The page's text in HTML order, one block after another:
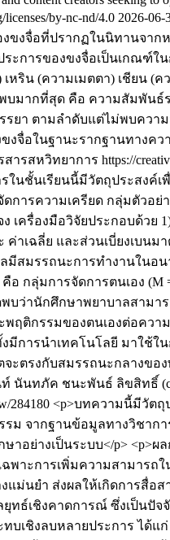
by-nc-nd/4.0 2026-06-
งจื่อที่ปรากฏในนิทานจา
รของขงจื่อเป็นเกณฑ์ใน
น (ความเมตตา) เชียน (
มากที่สุด คือ ความสัมพัน
ยา ตามลำดับแต่ไม่พบค
จื่อในฐานะรากฐานทางค
ารสหวิทยาการ https://
ในชั้นเรียนนี้มีวัตถุประสงค์
ารความเครียด กลุ่มตัวอ
เครื่องมือวิจัยประกอบด้ว
เฉลี่ย และส่วนเบี่ยงเบน
มรรถนะการทำงานในอ
กลุ่มการจัดการตนเอง
บว่านักศึกษาพยาบาลสา
กรรมของตนเองต่อควา
การนำเทคโนโลยี มาใช้
ะตรงกับสมรรถนะกลาง
นันทภัค ชนะพันธ์ ลิขสิทธิ์
284180 <p>บทความนี้มีวัตถุ
ากฐานข้อมูลทางวิชาการ
าอย่างเป็นระบบ</p>
ะการเพิ่มความสามารถ
ม่นยำ ส่งผลให้เกิดการสื่
ธ์เชิงคาดการณ์ ซึ่งเป็นปั
เชิงลบหลายประการ ได้